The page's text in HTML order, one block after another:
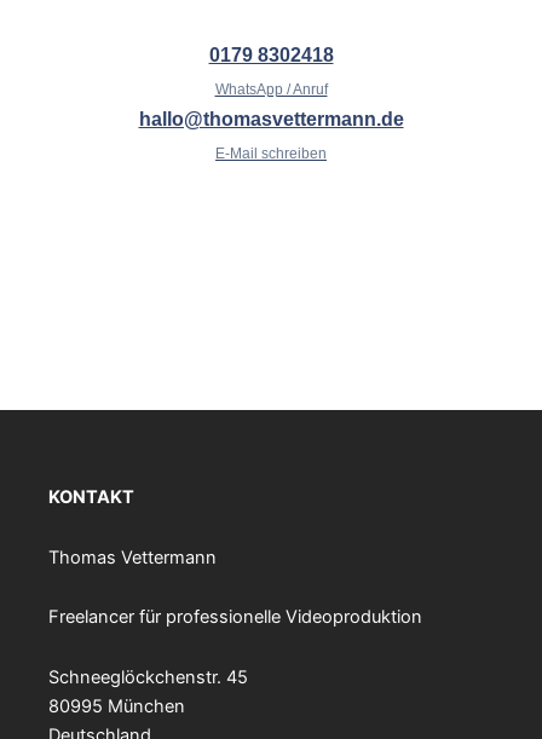
0179 8302418
WhatsApp / Anruf
hallo@thomasvettermann.de
E-Mail schreiben
KONTAKT
Thomas Vettermann
Freelancer für professionelle Videoproduktion
Schneeglöckchenstr. 45
80995 München